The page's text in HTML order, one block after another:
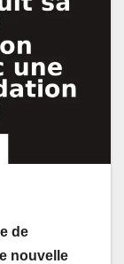
de
nouvelle